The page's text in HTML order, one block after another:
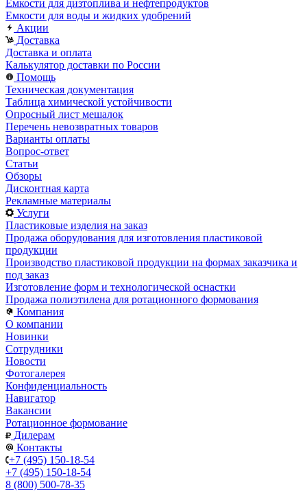
Емкости для дизтоплива и нефтепродуктов
Емкости для воды и жидких удобрений
Акции
Доставка
Доставка и оплата
Калькулятор доставки по России
Помощь
Техническая документация
Таблица химической устойчивости
Опросный лист мешалок
Перечень невозвратных товаров
Варианты оплаты
Вопрос-ответ
Статьи
Обзоры
Дисконтная карта
Рекламные материалы
Услуги
Пластиковые изделия на заказ
Продажа оборудования для изготовления пластиковой
продукции
Производство пластиковой продукции на формах заказчика и
под заказ
Изготовление форм и технологической оснастки
Продажа полиэтилена для ротационного формования
Компания
О компании
Новинки
Сотрудники
Новости
Фотогалерея
Конфиденциальность
Навигатор
Вакансии
Ротационное формование
Дилерам
Контакты
+7 (495) 150-18-54
+7 (495) 150-18-54
8 (800) 500-78-35